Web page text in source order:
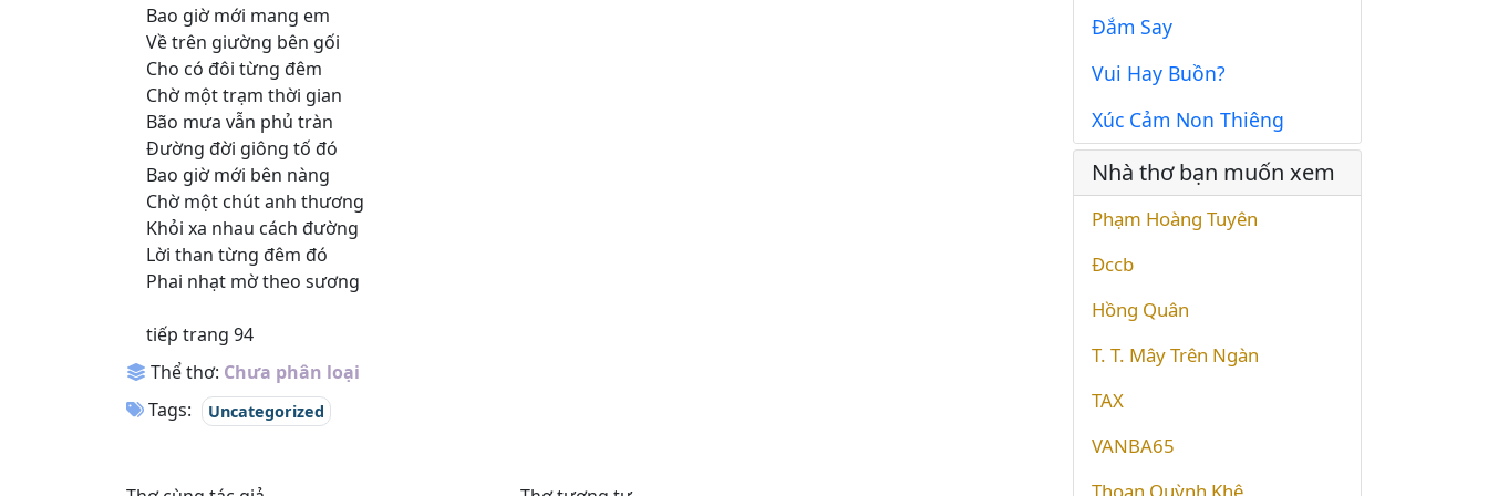
Bao giờ mới mang em
Về trên giường bên gối
Cho có đôi từng đêm
Chờ một trạm thời gian
Bão mưa vẫn phủ tràn
Đường đời giông tố đó
Bao giờ mới bên nàng
Chờ một chút anh thương
Khỏi xa nhau cách đường
Lời than từng đêm đó
Phai nhạt mờ theo sương
tiếp trang 94
Thể thơ: Chưa phân loại
Tags:
Uncategorized
Đắm Say
Vui Hay Buồn?
Xúc Cảm Non Thiêng
Nhà thơ bạn muốn xem
Phạm Hoàng Tuyên
Đccb
Hồng Quân
T. T. Mây Trên Ngàn
TAX
VANBA65